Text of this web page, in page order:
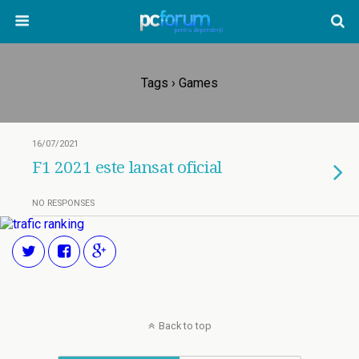
Tags › Games
16/07/2021
F1 2021 este lansat oficial
NO RESPONSES
Back to top